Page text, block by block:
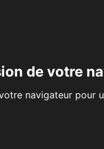
de votre
navigateur pour